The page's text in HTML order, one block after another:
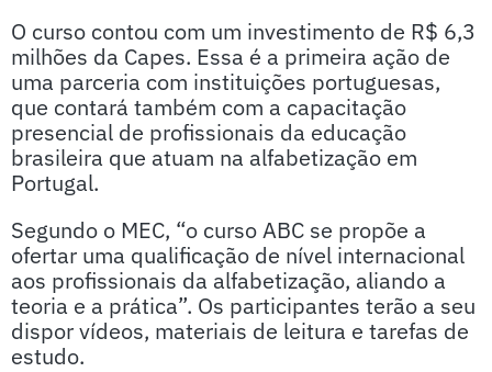
O curso contou com um investimento de R$ 6,3
milhões da Capes. Essa é a primeira ação de
uma parceria com instituições portuguesas,
que contará também com a capacitação
presencial de profissionais da educação
brasileira que atuam na alfabetização em
Portugal.
Segundo o MEC, “o curso ABC se propõe a
ofertar uma qualificação de nível internacional
aos profissionais da alfabetização, aliando a
teoria e a prática”. Os participantes terão a seu
dispor vídeos, materiais de leitura e tarefas de
estudo.